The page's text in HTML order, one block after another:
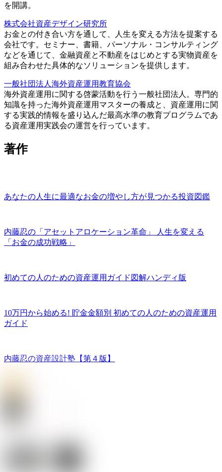
を開講。
株式会社資産デザイン研究所
お金との付き合い方を通して、人生を変える方法を提案する
会社です。セミナー、書籍、パーソナル・コンサルティング
などを通じて、金融資産と不動産をはじめとする実物資産を
組み合わせた具体的なソリューションを提供します。
一般社団法人海外資産運用教育協会
海外資産運用に関する啓蒙活動を行う一般社団法人。専門的
知識を持った海外資産運用マスターの養成と、資産運用に関
する実践的情報を盛り込んだ最高水準の教育プログラムであ
る資産運用実践会の運営を行っています。
著作
あなたの人生に最適なお金の増やし方が見つかる投資図鑑
内藤忍の「アセットアロケーション革命」 人生を変える
「お金の成功戦略」
初めての人のための資産運用ガイド図解ハンディ版
10万円から始める! 貯金金額別 初めての人のための資産運用
ガイド
内藤忍の資産設計塾【第４版】